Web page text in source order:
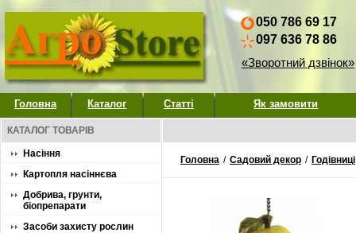
050 786 69 17
097 636 78 86
«Зворотний дзвінок»
Головна Каталог Статті Як замовити
КАТАЛОГ ТОВАРІВ
Насіння
Картопля насіннєва
Добрива, грунти,
біопрепарати
Засоби захисту рослин
Головна / Садовий декор / Годівниці